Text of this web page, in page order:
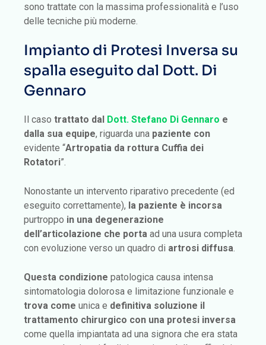
sono trattate con la massima professionalità e l’uso
delle tecniche più moderne.
Impianto di Protesi Inversa su
spalla eseguito dal Dott. Di
Gennaro
Il caso trattato dal Dott. Stefano Di Gennaro e
dalla sua equipe, riguarda una paziente con
evidente “Artropatia da rottura Cuffia dei
Rotatori”.
Nonostante un intervento riparativo precedente (ed
eseguito correttamente), la paziente è incorsa
purtroppo in una degenerazione
dell’articolazione che porta ad una usura completa
con evoluzione verso un quadro di artrosi diffusa
Questa condizione patologica causa intensa
sintomatologia dolorosa e limitazione funzionale e
trova come unica e definitiva soluzione il
trattamento chirurgico con una protesi inversa
come quella impiantata ad una signora che era stata